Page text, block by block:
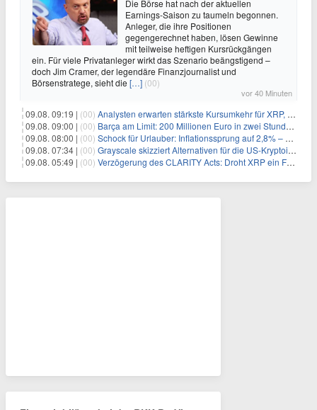
Die Börse hat nach der aktuellen
Earnings-Saison zu taumeln begonnen.
Anleger, die ihre Positionen
gegengerechnet haben, lösen Gewinne
mit teilweise heftigen Kursrückgängen
ein. Für viele Privatanleger wirkt das Szenario beängstigend –
doch Jim Cramer, der legendäre Finanzjournalist und
Börsenstratege, sieht die […] (00)
vor 40 Minuten
09.08. 09:19 | (00) Analysten erwarten stärkste Kursumkehr für XRP, während Polymarket skeptisch bleibt
09.08. 09:00 | (00) Barça am Limit: 200 Millionen Euro in zwei Stunden – warum dieser Schuldentrip hochgefährlich wird
09.08. 08:00 | (00) Schock für Urlauber: Inflationssprung auf 2,8% – Diese Preise explodieren jetzt
09.08. 07:34 | (00) Grayscale skizziert Alternativen für die US-Kryptoindustrie ohne CLARITY Act
09.08. 05:49 | (00) Verzögerung des CLARITY Acts: Droht XRP ein Fall unter die $1-Marke?